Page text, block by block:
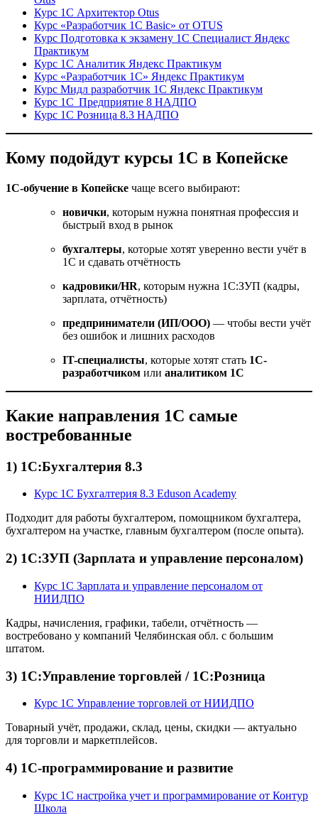
Курс 1С Архитектор Otus
Курс «Разработчик 1С Basic» от OTUS
Курс Подготовка к экзамену 1С Специалист Яндекс
Практикум
Курс 1С Аналитик Яндекс Практикум
Курс «Разработчик 1С» Яндекс Практикум
Курс Мидл разработчик 1С Яндекс Практикум
Курс 1С Предприятие 8 НАДПО
Курс 1С Розница 8.3 НАДПО
Кому подойдут курсы 1С в Копейске
1С-обучение в Копейске чаще всего выбирают:
новички, которым нужна понятная профессия и
быстрый вход в рынок
бухгалтеры, которые хотят уверенно вести учёт в
1С и сдавать отчётность
кадровики/HR, которым нужна 1С:ЗУП (кадры,
зарплата, отчётность)
предприниматели (ИП/ООО) — чтобы вести учёт
без ошибок и лишних расходов
IT-специалисты, которые хотят стать 1С-
разработчиком или аналитиком 1С
Какие направления 1С самые
востребованные
1) 1С:Бухгалтерия 8.3
Курс 1С Бухгалтерия 8.3 Eduson Academy
Подходит для работы бухгалтером, помощником бухгалтера,
бухгалтером на участке, главным бухгалтером (после опыта).
2) 1С:ЗУП (Зарплата и управление персоналом)
Курс 1С Зарплата и управление персоналом от
НИИДПО
Кадры, начисления, графики, табели, отчётность —
востребовано у компаний Челябинская обл. с большим
штатом.
3) 1С:Управление торговлей / 1С:Розница
Курс 1С Управление торговлей от НИИДПО
Товарный учёт, продажи, склад, цены, скидки — актуально
для торговли и маркетплейсов.
4) 1С-программирование и развитие
Курс 1С настройка учет и программирование от Контур
Школа